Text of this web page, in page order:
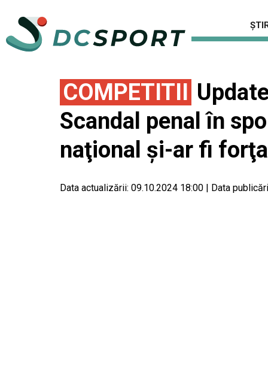
COMPETITII
Scandal penal în
naţional şi-ar fi
Data actualizării: 09.10.2024 18:00 | Data